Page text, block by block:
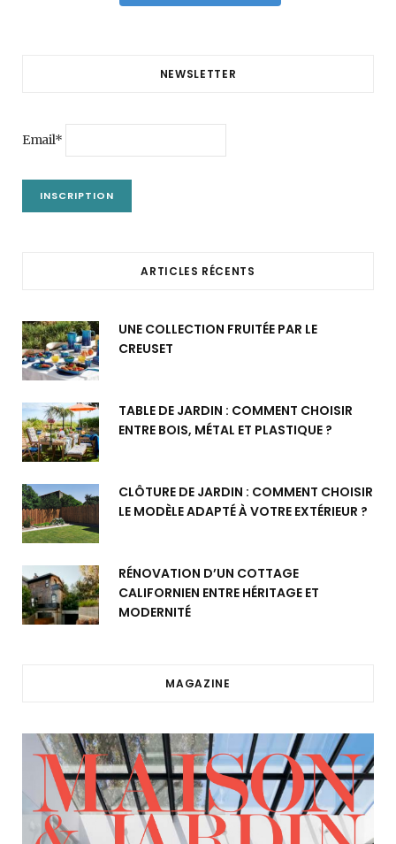
NEWSLETTER
Email*
ARTICLES RÉCENTS
UNE COLLECTION FRUITÉE PAR LE
CREUSET
TABLE DE JARDIN : COMMENT CHOISIR
ENTRE BOIS, MÉTAL ET PLASTIQUE ?
CLÔTURE DE JARDIN : COMMENT CHOISIR
LE MODÈLE ADAPTÉ À VOTRE EXTÉRIEUR ?
RÉNOVATION D’UN COTTAGE
CALIFORNIEN ENTRE HÉRITAGE ET
MODERNITÉ
MAGAZINE